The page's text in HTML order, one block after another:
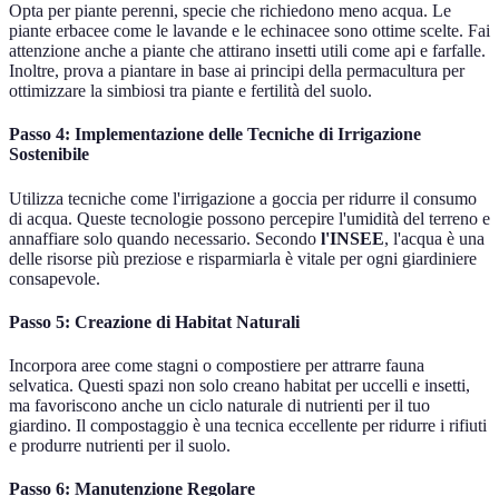
Opta per piante perenni, specie che richiedono meno acqua. Le
piante erbacee come le lavande e le echinacee sono ottime scelte. Fai
attenzione anche a piante che attirano insetti utili come api e farfalle.
Inoltre, prova a piantare in base ai principi della permacultura per
ottimizzare la simbiosi tra piante e fertilità del suolo.
Passo 4: Implementazione delle Tecniche di Irrigazione
Sostenibile
Utilizza tecniche come l'irrigazione a goccia per ridurre il consumo
di acqua. Queste tecnologie possono percepire l'umidità del terreno e
annaffiare solo quando necessario. Secondo l'INSEE, l'acqua è una
delle risorse più preziose e risparmiarla è vitale per ogni giardiniere
consapevole.
Passo 5: Creazione di Habitat Naturali
Incorpora aree come stagni o compostiere per attrarre fauna
selvatica. Questi spazi non solo creano habitat per uccelli e insetti,
ma favoriscono anche un ciclo naturale di nutrienti per il tuo
giardino. Il compostaggio è una tecnica eccellente per ridurre i rifiuti
e produrre nutrienti per il suolo.
Passo 6: Manutenzione Regolare